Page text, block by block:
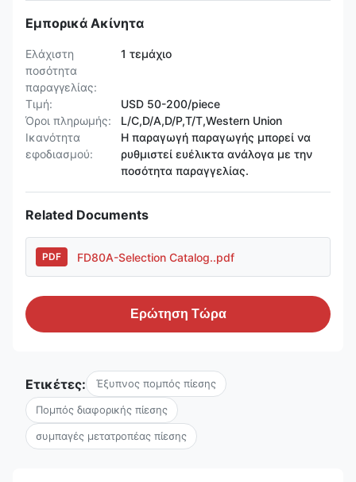
Εμπορικά Ακίνητα
Ελάχιστη
ποσότητα
παραγγελίας:
1 τεμάχιο
Τιμή:
USD 50-200/piece
Όροι πληρωμής:
L/C,D/A,D/P,T/T,Western Union
Ικανότητα
εφοδιασμού:
Η παραγωγή παραγωγής μπορεί να
ρυθμιστεί ευέλικτα ανάλογα με την
ποσότητα παραγγελίας.
Related Documents
PDF FD80A-Selection Catalog..pdf
Ερώτηση Τώρα
Ετικέτες: Έξυπνος πομπός πίεσης
Πομπός διαφορικής πίεσης
συμπαγές μετατροπέας πίεσης